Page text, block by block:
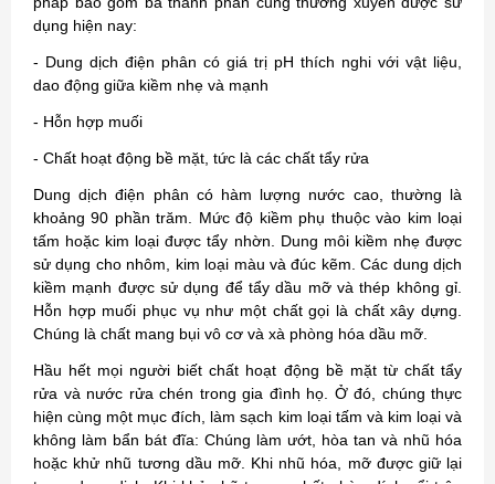
dụng hiện nay:
- Dung dịch điện phân có giá trị pH thích nghi với vật liệu,
dao động giữa kiềm nhẹ và mạnh
- Hỗn hợp muối
- Chất hoạt động bề mặt, tức là các chất tẩy rửa
Dung dịch điện phân có hàm lượng nước cao, thường là
khoảng 90 phần trăm. Mức độ kiềm phụ thuộc vào kim loại
tấm hoặc kim loại được tẩy nhờn. Dung môi kiềm nhẹ được
sử dụng cho nhôm, kim loại màu và đúc kẽm. Các dung dịch
kiềm mạnh được sử dụng để tẩy dầu mỡ và thép không gỉ.
Hỗn hợp muối phục vụ như một chất gọi là chất xây dựng.
Chúng là chất mang bụi vô cơ và xà phòng hóa dầu mỡ.
Hầu hết mọi người biết chất hoạt động bề mặt từ chất tẩy
rửa và nước rửa chén trong gia đình họ. Ở đó, chúng thực
hiện cùng một mục đích, làm sạch kim loại tấm và kim loại và
không làm bẩn bát đĩa: Chúng làm ướt, hòa tan và nhũ hóa
hoặc khử nhũ tương dầu mỡ. Khi nhũ hóa, mỡ được giữ lại